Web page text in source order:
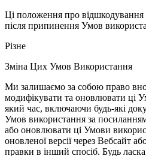
Ці положення про відшкодування
після припинення Умов
Різне
Зміна Цих Умов Використання
Ми залишаємо за собою право
модифікувати та оновлювати ці
який час, включаючи будь-які
Умов використання за
або оновлювати ці Умови
оновленої версії через Вебсайт
правки в інший спосіб. Будь